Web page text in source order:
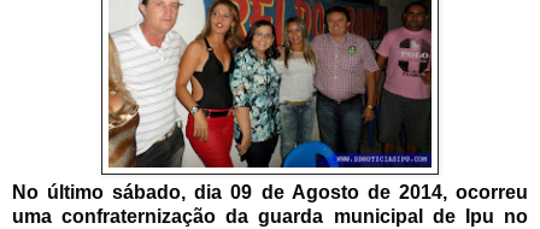
No último sábado, dia 09 de Agosto de 2014, ocorreu
uma confraternização da guarda municipal de Ipu no